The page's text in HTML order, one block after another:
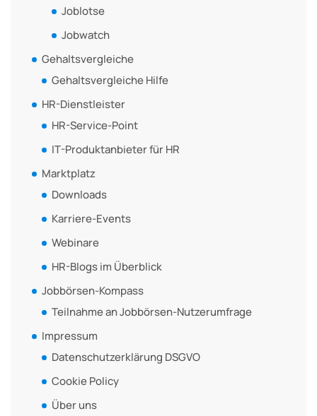
Joblotse
Jobwatch
Gehaltsvergleiche
Gehaltsvergleiche Hilfe
HR-Dienstleister
HR-Service-Point
IT-Produktanbieter für HR
Marktplatz
Downloads
Karriere-Events
Webinare
HR-Blogs im Überblick
Jobbörsen-Kompass
Teilnahme an Jobbörsen-Nutzerumfrage
Impressum
Datenschutzerklärung DSGVO
Cookie Policy
Über uns